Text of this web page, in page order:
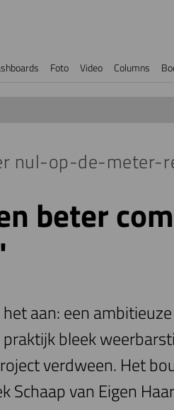
Foto Video Columns
nul-op-de-meter-
beter
het aan: een
bleek
verdween. Het
Schaap van Eigen